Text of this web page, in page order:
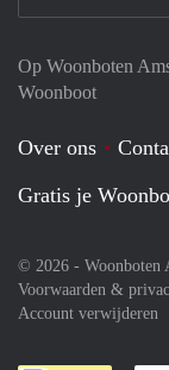
Op Woonboten
Woonboot
Over ons
Gratis je
© 2026 - Woonboten
Voorwaarden &
Account verwijderen